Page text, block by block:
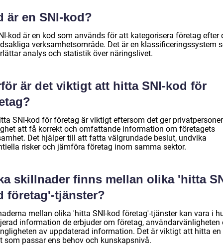
är en SNI-kod?
kod är en kod som används för att kategorisera företag efter
verksamhetsområde. Det är en klassificeringssystem
analys och statistik över näringslivet.
är det viktigt att hitta SNI-kod för
SNI-kod för företag är viktigt eftersom det ger privatpersoner
att få korrekt och omfattande information om företagets
Det hjälper till att fatta välgrundade beslut, undvika
risker och jämföra företag inom samma sektor.
skillnader finns mellan olika 'hitta
företag'-tjänster?
mellan olika 'hitta SNI-kod företag'-tjänster kan vara i
information de erbjuder om företag, användarvänligheten
av uppdaterad information. Det är viktigt att hitta en
som passar ens behov och kunskapsnivå.